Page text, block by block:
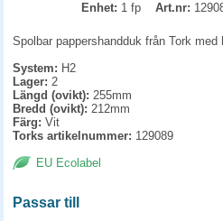
Enhet: 1 fp Art.nr:
Spolbar pappershandduk från Tork
System: H2
Lager: 2
Längd (ovikt): 255mm
Bredd (ovikt): 212mm
Färg: Vit
Torks artikelnummer: 129089
EU Ecolabel
Passar till